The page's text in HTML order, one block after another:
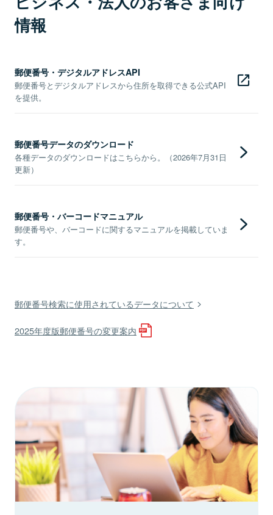
情報
郵便番号・デジタルアドレスAPI
郵便番号とデジタルアドレスから住所を取得できる公式API
を提供。
郵便番号データのダウンロード
各種データのダウンロードはこちらから。（2026年7月31日
更新）
郵便番号・バーコードマニュアル
郵便番号や、バーコードに関するマニュアルを掲載していま
す。
郵便番号検索に使用されているデータについて
2025年度版郵便番号の変更案内